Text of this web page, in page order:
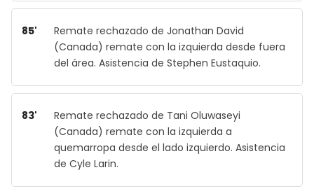
85'
Remate rechazado de Jonathan David
(Canada) remate con la izquierda desde fuera
del área. Asistencia de Stephen Eustaquio.
83'
Remate rechazado de Tani Oluwaseyi
(Canada) remate con la izquierda a
quemarropa desde el lado izquierdo. Asistencia
de Cyle Larin.